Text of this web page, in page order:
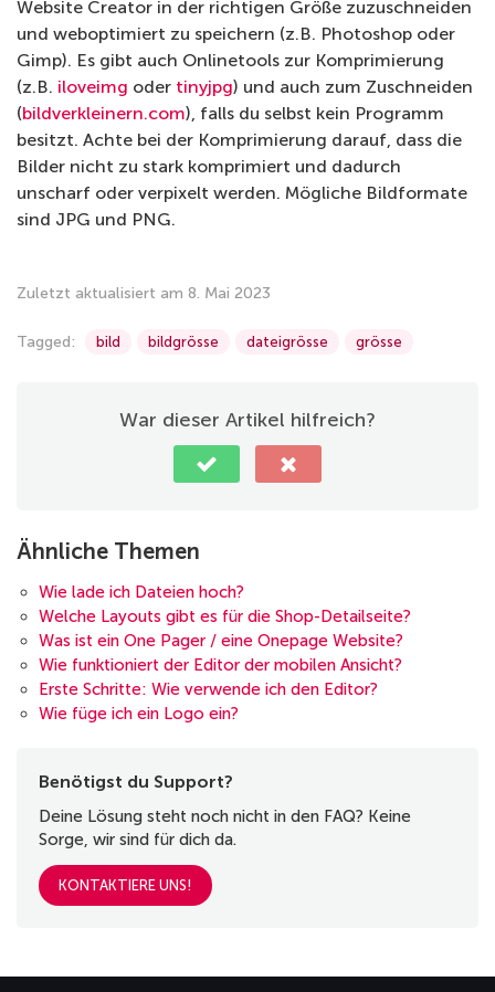
Website Creator in der richtigen Größe zuzuschneiden
und weboptimiert zu speichern (z.B. Photoshop oder
Gimp). Es gibt auch Onlinetools zur Komprimierung
(z.B. iloveimg oder tinyjpg) und auch zum Zuschneiden
(bildverkleinern.com), falls du selbst kein Programm
besitzt. Achte bei der Komprimierung darauf, dass die
Bilder nicht zu stark komprimiert und dadurch
unscharf oder verpixelt werden. Mögliche Bildformate
sind JPG und PNG.
Zuletzt aktualisiert am 8. Mai 2023
Tagged: bild bildgrösse dateigrösse grösse
War dieser Artikel hilfreich?
Ähnliche Themen
Wie lade ich Dateien hoch?
Welche Layouts gibt es für die Shop-Detailseite?
Was ist ein One Pager / eine Onepage Website?
Wie funktioniert der Editor der mobilen Ansicht?
Erste Schritte: Wie verwende ich den Editor?
Wie füge ich ein Logo ein?
Benötigst du Support?
Deine Lösung steht noch nicht in den FAQ? Keine
Sorge, wir sind für dich da.
KONTAKTIERE UNS!